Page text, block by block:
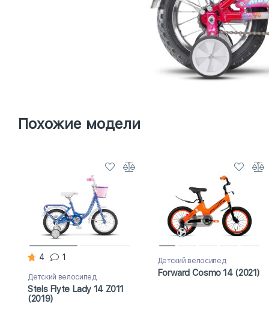
Похожие модели
4 1
Детский велосипед
Stels Flyte Lady 14 Z011
(2019)
Детский велосипед
Forward Cosmo 14 (2021)